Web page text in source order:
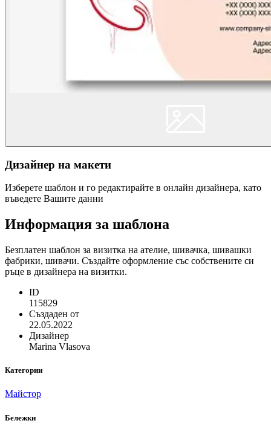
Дизайнер на макети
Изберете шаблон и го редактирайте в онлайн дизайнера, като
въведете Вашите данни
Информация за шаблона
Безплатен шаблон за визитка на ателие, шивачка, шивашки
фабрики, шивачи. Създайте оформление със собствените си
ръце в дизайнера на визитки.
ID
115829
Създаден от
22.05.2022
Дизайнер
Marina Vlasova
Категории
Майстор
Бележки